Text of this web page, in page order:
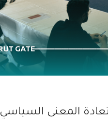
المعنى السياسي